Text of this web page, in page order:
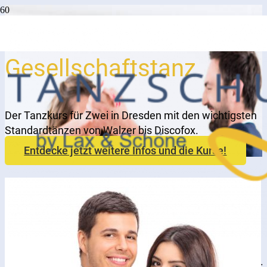
Gesellschaftstanz
Der Tanzkurs für Zwei in Dresden mit den wichtigsten
Standardtänzen von Walzer bis Discofox.
Entdecke jetzt weitere Infos und die Kurse!